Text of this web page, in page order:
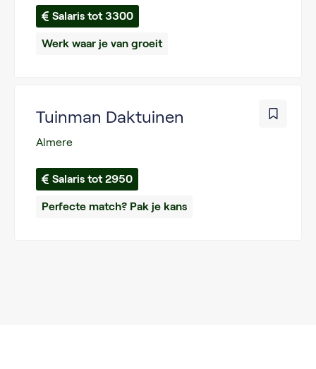
Salaris tot 3300
Werk waar je van groeit
Tuinman Daktuinen
Almere
Salaris tot 2950
Perfecte match? Pak je kans